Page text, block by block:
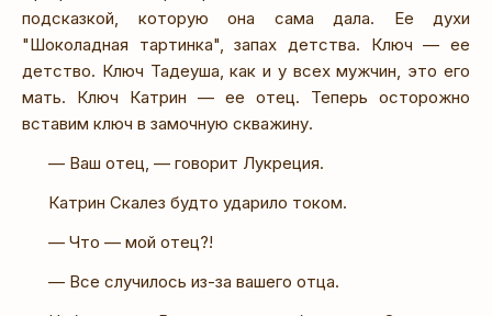
подсказкой, которую она сама дала. Ее духи
"Шоколадная тартинка", запах детства. Ключ — ее
детство. Ключ Тадеуша, как и у всех мужчин, это его
мать. Ключ Катрин — ее отец. Теперь осторожно
вставим ключ в замочную скважину.
— Ваш отец, — говорит Лукреция.
Катрин Скалез будто ударило током.
— Что — мой отец?!
— Все случилось из-за вашего отца.